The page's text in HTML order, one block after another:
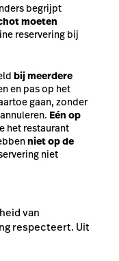
begrijpt
moeten
reservering bij
bij meerdere
en pas op het
gaan, zonder
Eén op
het restaurant
niet op de
niet
van
respecteert. Uit